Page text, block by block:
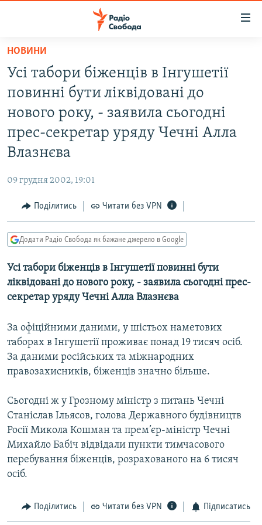
Перейти
основного
матеріалу
до
основної
навігації
до
РАДІО СВОБОДА – 70 РОКІВ
ВСЕ ЗА ДОБУ
СПОРТ
УКРАЇНА
РОСІЙСЬКА «ФІЛЬТРАЦІЯ»
КРИМ.РЕАЛІЇ
ТИ ЯК?
СХЕМИ
МУЛЬТИМЕДІА
ФОТО
ПОДКАСТИ
КРИМ РЕАЛІЇ
УКР
КТАТ
ДОЛУЧАЙСЯ!
НОВИНИ
Усі табори біженців в Інгушетії
повинні бути ліквідовані до
нового року, - заявила сьогодні
прес-секретар уряду Чечні Алла
Влазнєва
09 грудня 2002, 19:01
Поділитись Читати без VPN
Додати Радіо Свобода як бажане джерело в Google
Усі табори біженців в Інгушетії повинні бути
ліквідовані до нового року, - заявила сьогодні прес-
секретар уряду Чечні Алла Влазнєва
За офіційними даними, у шістьох наметових
таборах в Інгушетії проживає понад 19 тисяч осіб.
За даними російських та міжнародних
правозахисників, біженців значно більше.
Сьогодні ж у Грозному міністр з питань Чечні
Станіслав Ільясов, голова Державного будівництв
Росії Микола Кошман та прем’єр-міністр Чечні
Михайло Бабіч відвідали пункти тимчасового
перебування біженців, розрахованого на 6 тисяч
осіб.
Поділитись Читати без VPN Підписатись